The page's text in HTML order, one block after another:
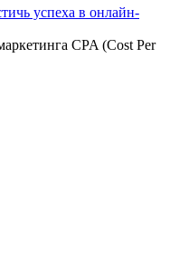
успеха в онлайн-
CPA (Cost Per